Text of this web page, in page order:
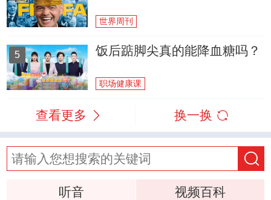
世界周刊
5 饭后踮脚尖真的能降血糖吗？
职场健康课
查看更多 换一换
听音
视频百科